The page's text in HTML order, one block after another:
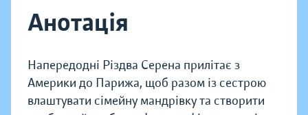
Анотація
Напередодні Різдва Серена прилітає з
Америки до Парижа, щоб разом із сестрою
влаштувати сімейну мандрівку та створити